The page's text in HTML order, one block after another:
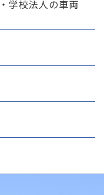
学校法人の車両